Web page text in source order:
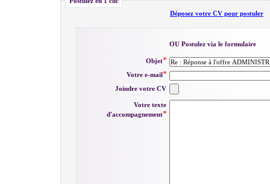
Déposez votre CV pour postuler
OU Postulez via le formulaire
Objet
Votre e-mail
Joindre votre CV
Votre texte
d'accompagnement